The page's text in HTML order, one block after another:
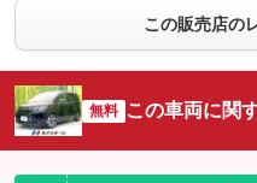
この販売店の
無料 この車両に関